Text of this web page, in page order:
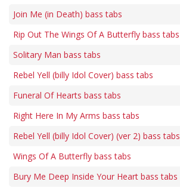
Join Me (in Death) bass tabs
Rip Out The Wings Of A Butterfly bass tabs
Solitary Man bass tabs
Rebel Yell (billy Idol Cover) bass tabs
Funeral Of Hearts bass tabs
Right Here In My Arms bass tabs
Rebel Yell (billy Idol Cover) (ver 2) bass tabs
Wings Of A Butterfly bass tabs
Bury Me Deep Inside Your Heart bass tabs